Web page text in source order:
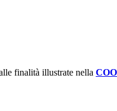
finalità illustrate nella